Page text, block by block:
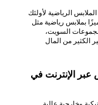
الرياضية لأولئك
بملابس رياضية مثل
مجموعات السويت،
الكثير من المال
الإنترنت في